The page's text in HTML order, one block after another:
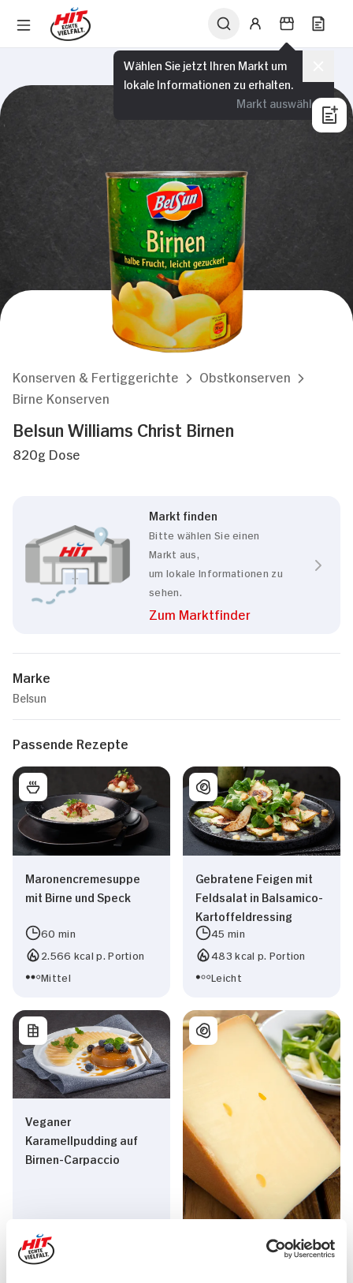
Wählen Sie jetzt Ihren Markt um
lokale Informationen zu erhalten.
Markt auswählen
Konserven & Fertiggerichte
Obstkonserven
Birne Konserven
Belsun Williams Christ Birnen
820g Dose
Markt finden
Bitte wählen Sie einen
Markt aus,
um lokale Informationen zu
sehen.
Zum Marktfinder
Marke
Belsun
Passende Rezepte
Maronencremesuppe
mit Birne und Speck
60 min
2.566 kcal p. Portion
Mittel
Gebratene Feigen mit
Feldsalat in Balsamico-
Kartoffeldressing
45 min
483 kcal p. Portion
Leicht
Veganer
Karamellpudding auf
Birnen-Carpaccio